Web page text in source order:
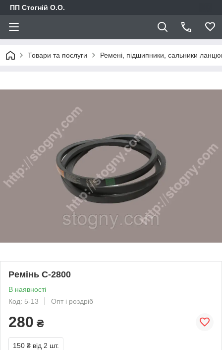
ПП Стогній О.О.
Товари та послуги Ремені, підшипники, сальники
Ремінь С-2800
В наявності
Код: 5-13
Опт і роздріб
280 ₴
150 ₴ від 2 шт.